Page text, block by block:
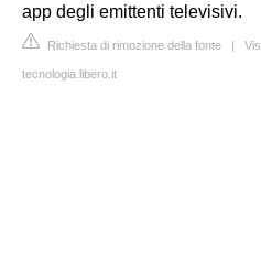
app degli emittenti televisivi.
Richiesta di rimozione della fonte |
tecnologia.libero.it